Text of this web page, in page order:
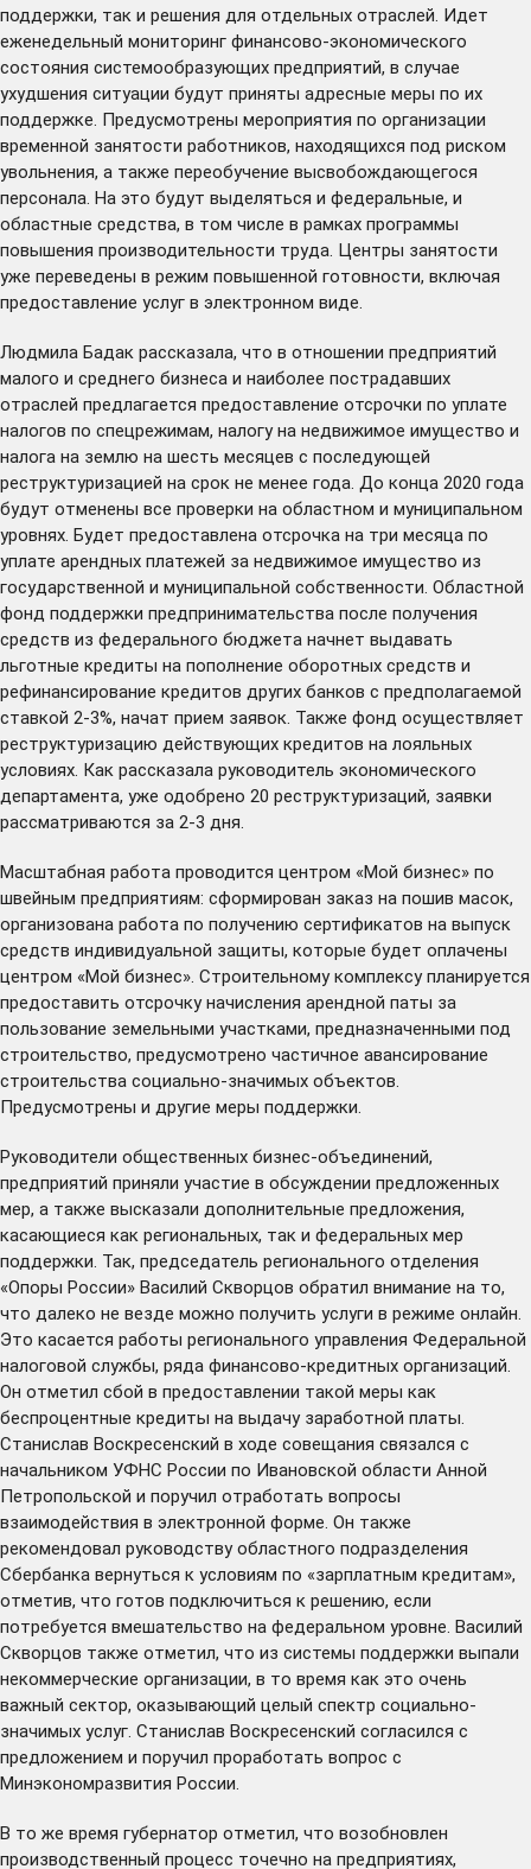
поддержки, так и решения для отдельных отраслей. Идет
еженедельный мониторинг финансово-экономического
состояния системообразующих предприятий, в случае
ухудшения ситуации будут приняты адресные меры по их
поддержке. Предусмотрены мероприятия по организации
временной занятости работников, находящихся под риском
увольнения, а также переобучение высвобождающегося
персонала. На это будут выделяться и федеральные, и
областные средства, в том числе в рамках программы
повышения производительности труда. Центры занятости
уже переведены в режим повышенной готовности, включая
предоставление услуг в электронном виде.
Людмила Бадак рассказала, что в отношении предприятий
малого и среднего бизнеса и наиболее пострадавших
отраслей предлагается предоставление отсрочки по уплате
налогов по спецрежимам, налогу на недвижимое имущество и
налога на землю на шесть месяцев с последующей
реструктуризацией на срок не менее года. До конца 2020 года
будут отменены все проверки на областном и муниципальном
уровнях. Будет предоставлена отсрочка на три месяца по
уплате арендных платежей за недвижимое имущество из
государственной и муниципальной собственности. Областной
фонд поддержки предпринимательства после получения
средств из федерального бюджета начнет выдавать
льготные кредиты на пополнение оборотных средств и
рефинансирование кредитов других банков с предполагаемой
ставкой 2-3%, начат прием заявок. Также фонд осуществляет
реструктуризацию действующих кредитов на лояльных
условиях. Как рассказала руководитель экономического
департамента, уже одобрено 20 реструктуризаций, заявки
рассматриваются за 2-3 дня.
Масштабная работа проводится центром «Мой бизнес» по
швейным предприятиям: сформирован заказ на пошив масок,
организована работа по получению сертификатов на выпуск
средств индивидуальной защиты, которые будет оплачены
центром «Мой бизнес». Строительному комплексу планируется
предоставить отсрочку начисления арендной паты за
пользование земельными участками, предназначенными под
строительство, предусмотрено частичное авансирование
строительства социально-значимых объектов.
Предусмотрены и другие меры поддержки.
Руководители общественных бизнес-объединений,
предприятий приняли участие в обсуждении предложенных
мер, а также высказали дополнительные предложения,
касающиеся как региональных, так и федеральных мер
поддержки. Так, председатель регионального отделения
«Опоры России» Василий Скворцов обратил внимание на то,
что далеко не везде можно получить услуги в режиме онлайн.
Это касается работы регионального управления Федеральной
налоговой службы, ряда финансово-кредитных организаций.
Он отметил сбой в предоставлении такой меры как
беспроцентные кредиты на выдачу заработной платы.
Станислав Воскресенский в ходе совещания связался с
начальником УФНС России по Ивановской области Анной
Петропольской и поручил отработать вопросы
взаимодействия в электронной форме. Он также
рекомендовал руководству областного подразделения
Сбербанка вернуться к условиям по «зарплатным кредитам»,
отметив, что готов подключиться к решению, если
потребуется вмешательство на федеральном уровне. Василий
Скворцов также отметил, что из системы поддержки выпали
некоммерческие организации, в то время как это очень
важный сектор, оказывающий целый спектр социально-
значимых услуг. Станислав Воскресенский согласился с
предложением и поручил проработать вопрос с
Минэкономразвития России.
В то же время губернатор отметил, что возобновлен
производственный процесс точечно на предприятиях,